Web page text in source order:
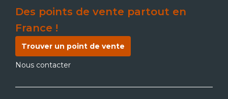
Des points de vente partout en
France !
Trouver un point de vente
Nous contacter